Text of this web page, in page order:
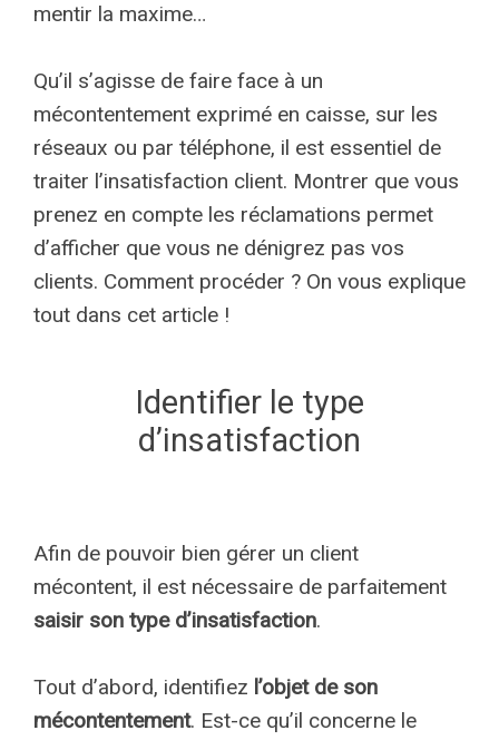
mentir la maxime…
Qu’il s’agisse de faire face à un
mécontentement exprimé en caisse, sur les
réseaux ou par téléphone, il est essentiel de
traiter l’insatisfaction client. Montrer que vous
prenez en compte les réclamations permet
d’afficher que vous ne dénigrez pas vos
clients. Comment procéder ? On vous explique
tout dans cet article !
Identifier le type
d’insatisfaction
Afin de pouvoir bien gérer un client
mécontent, il est nécessaire de parfaitement
saisir son type d’insatisfaction.
Tout d’abord, identifiez l’objet de son
mécontentement. Est-ce qu’il concerne le